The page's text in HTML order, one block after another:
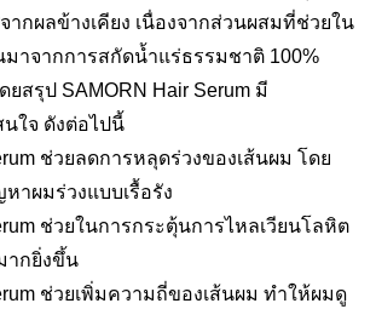
ากผลข้างเคียง เนื่องจากส่วนผสมที่ช่วยใน
มาจากการสกัดน้ำแร่ธรรมชาติ 100%
ยสรุป SAMORN Hair Serum มี
ใจ ดังต่อไปนี้
ช่วยลดการหลุดร่วงของเส้นผม โดย
าผมร่วงแบบเรื้อรัง
ช่วยในการกระตุ้นการไหลเวียนโลหิต
ากยิ่งขึ้น
ช่วยเพิ่มความถี่ของเส้นผม ทำให้ผมดู